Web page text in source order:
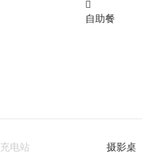

自助餐
充电站 摄影桌